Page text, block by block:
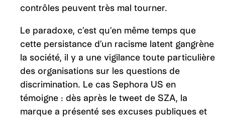
contrôles peuvent très mal tourner.
Le paradoxe, c’est qu’en même temps que
cette persistance d’un racisme latent gangrène
la société, il y a une vigilance toute particulière
des organisations sur les questions de
discrimination. Le cas Sephora US en
témoigne : dès après le tweet de SZA, la
marque a présenté ses excuses publiques et